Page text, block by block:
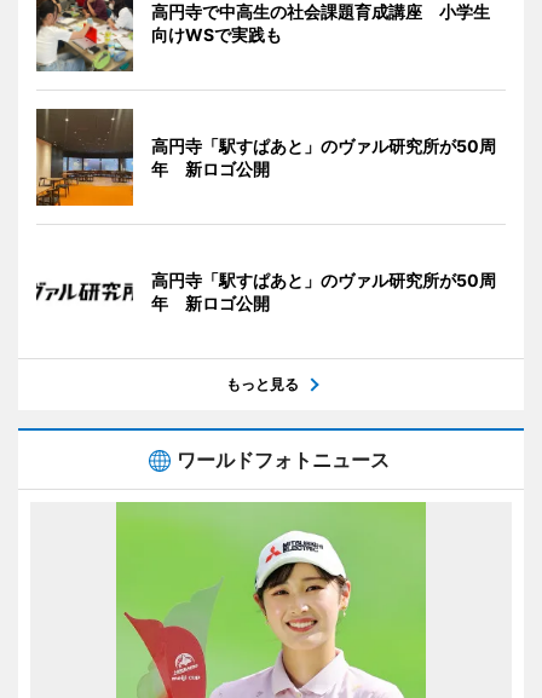
高円寺で中高生の社会課題育成講座 小学生
向けWSで実践も
高円寺「駅すぱあと」のヴァル研究所が50周
年 新ロゴ公開
高円寺「駅すぱあと」のヴァル研究所が50周
年 新ロゴ公開
もっと見る
ワールドフォトニュース